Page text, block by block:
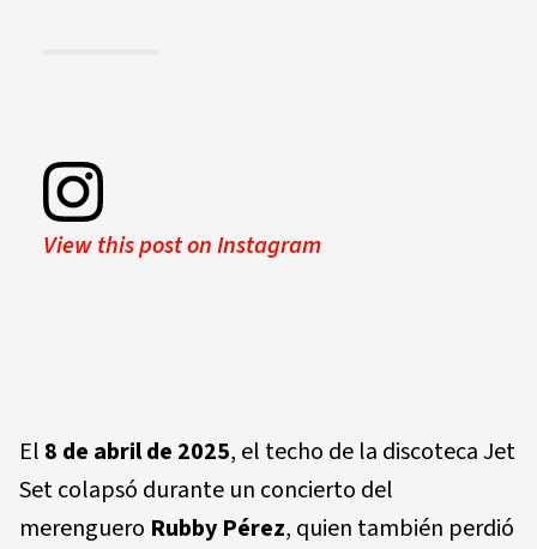
View this post on Instagram
El 8 de abril de 2025, el techo de la discoteca Jet
Set colapsó durante un concierto del
merenguero Rubby Pérez, quien también perdió